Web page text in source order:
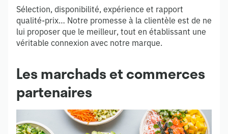
Sélection, disponibilité, expérience et rapport
qualité-prix… Notre promesse à la clientèle est de ne
lui proposer que le meilleur, tout en établissant une
véritable connexion avec notre marque.
Les marchads et commerces
partenaires